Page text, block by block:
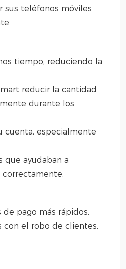
sus teléfonos móviles
tiempo, reduciendo la
reducir la cantidad
durante los
cuenta, especialmente
que ayudaban a
correctamente.
pago más rápidos,
con el robo de clientes,